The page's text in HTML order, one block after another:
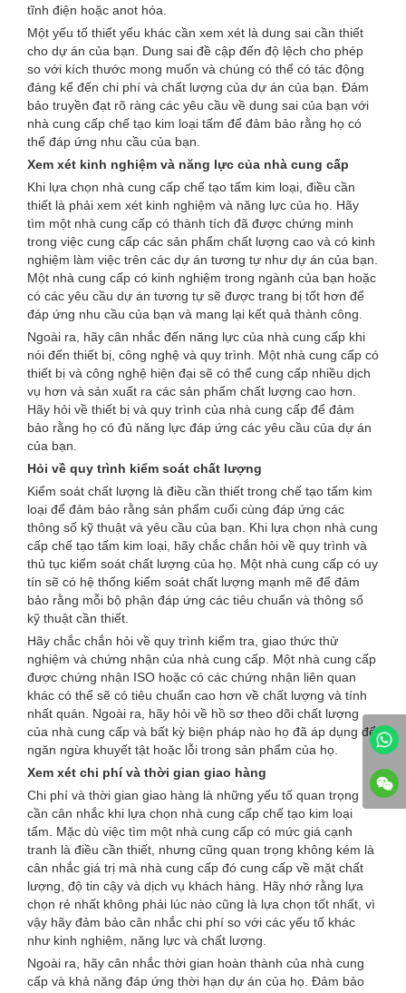
tĩnh điện hoặc anot hóa.
Một yếu tố thiết yếu khác cần xem xét là dung sai cần thiết
cho dự án của bạn. Dung sai đề cập đến độ lệch cho phép
so với kích thước mong muốn và chúng có thể có tác động
đáng kể đến chi phí và chất lượng của dự án của bạn. Đảm
bảo truyền đạt rõ ràng các yêu cầu về dung sai của bạn với
nhà cung cấp chế tạo kim loại tấm để đảm bảo rằng họ có
thể đáp ứng nhu cầu của bạn.
Xem xét kinh nghiệm và năng lực của nhà cung cấp
Khi lựa chọn nhà cung cấp chế tạo tấm kim loại, điều cần
thiết là phải xem xét kinh nghiệm và năng lực của họ. Hãy
tìm một nhà cung cấp có thành tích đã được chứng minh
trong việc cung cấp các sản phẩm chất lượng cao và có kinh
nghiệm làm việc trên các dự án tương tự như dự án của bạn.
Một nhà cung cấp có kinh nghiệm trong ngành của bạn hoặc
có các yêu cầu dự án tương tự sẽ được trang bị tốt hơn để
đáp ứng nhu cầu của bạn và mang lại kết quả thành công.
Ngoài ra, hãy cân nhắc đến năng lực của nhà cung cấp khi
nói đến thiết bị, công nghệ và quy trình. Một nhà cung cấp có
thiết bị và công nghệ hiện đại sẽ có thể cung cấp nhiều dịch
vụ hơn và sản xuất ra các sản phẩm chất lượng cao hơn.
Hãy hỏi về thiết bị và quy trình của nhà cung cấp để đảm
bảo rằng họ có đủ năng lực đáp ứng các yêu cầu của dự án
của bạn.
Hỏi về quy trình kiểm soát chất lượng
Kiểm soát chất lượng là điều cần thiết trong chế tạo tấm kim
loại để đảm bảo rằng sản phẩm cuối cùng đáp ứng các
thông số kỹ thuật và yêu cầu của bạn. Khi lựa chọn nhà cung
cấp chế tạo tấm kim loại, hãy chắc chắn hỏi về quy trình và
thủ tục kiểm soát chất lượng của họ. Một nhà cung cấp có uy
tín sẽ có hệ thống kiểm soát chất lượng mạnh mẽ để đảm
bảo rằng mỗi bộ phận đáp ứng các tiêu chuẩn và thông số
kỹ thuật cần thiết.
Hãy chắc chắn hỏi về quy trình kiểm tra, giao thức thử
nghiệm và chứng nhận của nhà cung cấp. Một nhà cung cấp
được chứng nhận ISO hoặc có các chứng nhận liên quan
khác có thể sẽ có tiêu chuẩn cao hơn về chất lượng và tính
nhất quán. Ngoài ra, hãy hỏi về hồ sơ theo dõi chất lượng
của nhà cung cấp và bất kỳ biện pháp nào họ đã áp dụng để
ngăn ngừa khuyết tật hoặc lỗi trong sản phẩm của họ.
Xem xét chi phí và thời gian giao hàng
Chi phí và thời gian giao hàng là những yếu tố quan trọng
cần cân nhắc khi lựa chọn nhà cung cấp chế tạo kim loại
tấm. Mặc dù việc tìm một nhà cung cấp có mức giá cạnh
tranh là điều cần thiết, nhưng cũng quan trọng không kém là
cân nhắc giá trị mà nhà cung cấp đó cung cấp về mặt chất
lượng, độ tin cậy và dịch vụ khách hàng. Hãy nhớ rằng lựa
chọn rẻ nhất không phải lúc nào cũng là lựa chọn tốt nhất, vì
vậy hãy đảm bảo cân nhắc chi phí so với các yếu tố khác
như kinh nghiệm, năng lực và chất lượng.
Ngoài ra, hãy cân nhắc thời gian hoàn thành của nhà cung
cấp và khả năng đáp ứng thời hạn dự án của họ. Đảm bảo